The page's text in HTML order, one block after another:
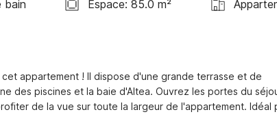
bain Espace: 85.0 m²
appartement ! Il dispose d'une grande terrasse et de
des piscines et la baie d'Altea. Ouvrez les portes du
de la vue sur toute la largeur de l'appartement. Idéal